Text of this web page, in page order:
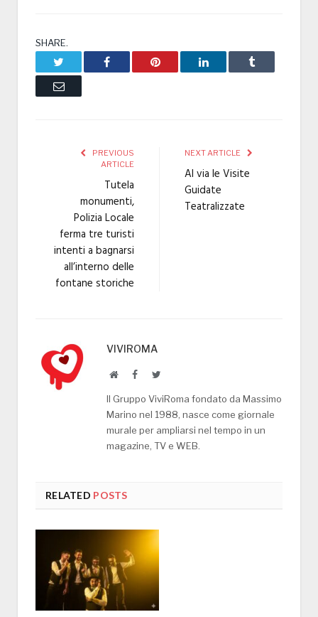
SHARE.
Facebook Pinterest LinkedIn Tumblr
Email
PREVIOUS
ARTICLE
Tutela
monumenti,
Polizia Locale
ferma tre turisti
intenti a bagnarsi
all’interno delle
fontane storiche
NEXT ARTICLE
Al via le Visite
Guidate
Teatralizzate
VIVIROMA
WebsiteFacebookTwitter
Il Gruppo ViviRoma fondato da Massimo
Marino nel 1988, nasce come giornale
murale per ampliarsi nel tempo in un
magazine, TV e WEB.
RELATED POSTS